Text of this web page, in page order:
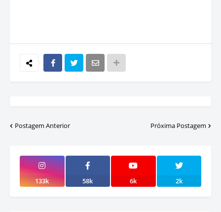
Postagem Anterior Próxima Postagem
133k 58k 6k 2k